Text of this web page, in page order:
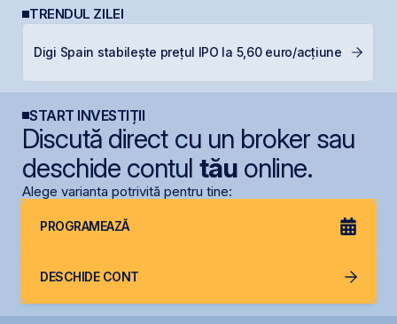
TRENDUL ZILEI
Digi Spain stabilește prețul IPO la 5,60 euro/acțiune
START INVESTIȚII
Discută direct cu un broker sau
deschide contul tăuonline.
Alege varianta potrivită pentru tine:
PROGRAMEAZĂ
DESCHIDE CONT